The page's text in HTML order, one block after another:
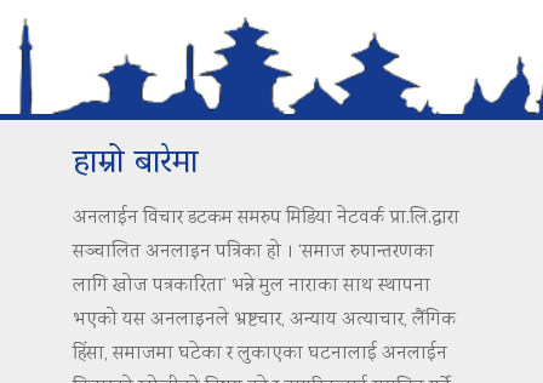
हाम्रो बारेमा
अनलाईन विचार डटकम समरुप मिडिया नेटवर्क प्रा.लि.द्वारा
सञ्चालित अनलाइन पत्रिका हो । ‘समाज रुपान्तरणका
लागि खोज पत्रकारिता’ भन्ने मुल नाराका साथ स्थापना
भएको यस अनलाइनले भ्रष्टचार, अन्याय अत्याचार, लैंगिक
हिंसा, समाजमा घटेका र लुकाएका घटनालाई अनलाईन